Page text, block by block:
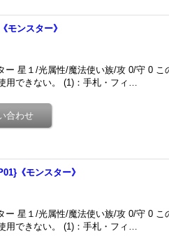
モンスター》
ー 星１/光属性/魔法使い族/攻 0/守 0 こ
用できない。 (1)：手札・フィ…
《モンスター》
ー 星１/光属性/魔法使い族/攻 0/守 0 こ
用できない。 (1)：手札・フィ…